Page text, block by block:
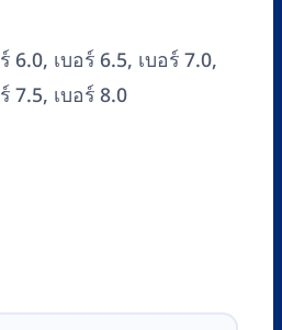
6.0, เบอร์ 6.5, เบอร์ 7.0,
7.5, เบอร์ 8.0